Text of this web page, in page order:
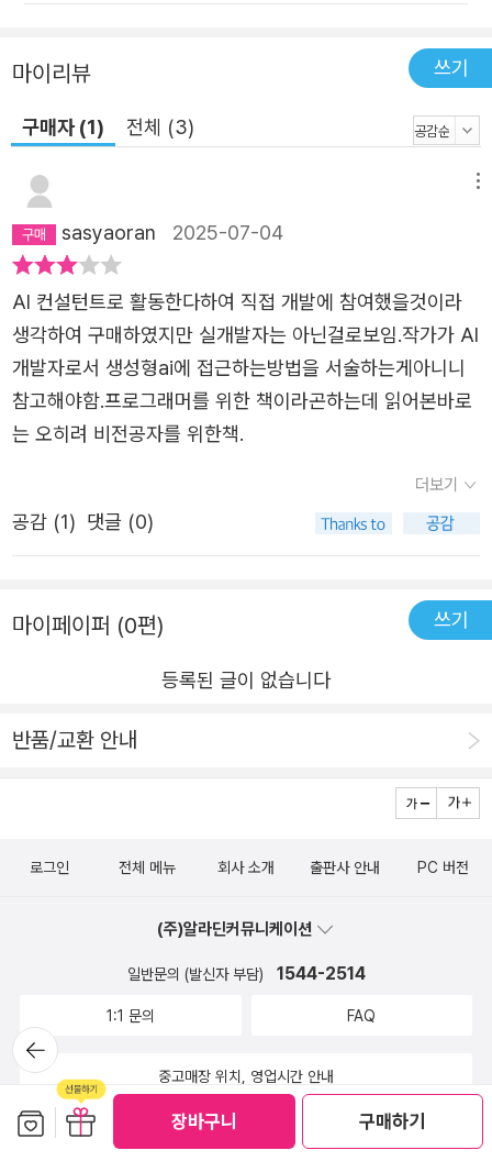
장바구니 구매하기
마이리뷰 쓰기
구매자 (1) 전체 (3)
sasyaoran 2025-07-04
AI 컨설턴트로 활동한다하여 직접 개발에 참여했을것이라
생각하여 구매하였지만 실개발자는 아닌걸로보임.작가가 AI
개발자로서 생성형ai에 접근하는방법을 서술하는게아니니
참고해야함.프로그래머를 위한 책이라곤하는데 읽어본바로
는 오히려 비전공자를 위한책.
더보기
공감 (1) 댓글 (0)
마이페이퍼 (0편) 쓰기
등록된 글이 없습니다
반품/교환 안내
뒤로가
기
로그인 전체 메뉴 회사 소개 출판사 안내 PC 버전
(주)알라딘커뮤니케이션
일반문의 (발신자 부담) 1544-2514
1:1 문의 FAQ
중고매장 위치, 영업시간 안내